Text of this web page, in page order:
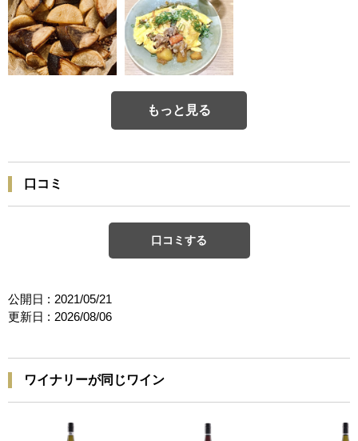
もっと見る
口コミ
口コミする
公開日 : 2021/05/21
更新日 : 2026/08/06
ワイナリーが同じワイン